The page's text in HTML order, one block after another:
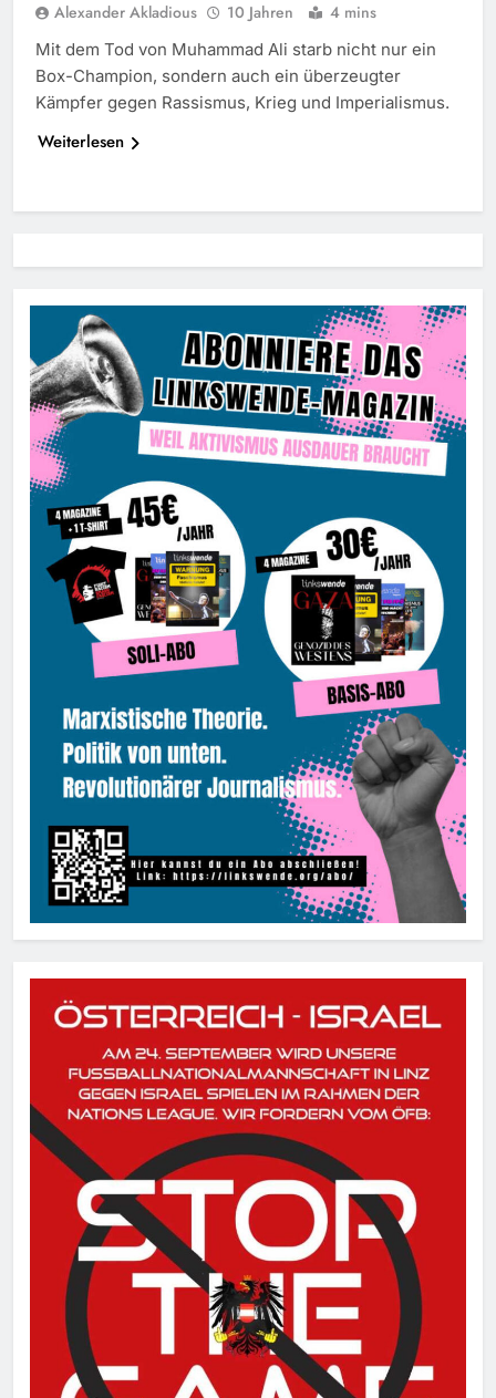
Alexander Akladious 10 Jahren 4 mins
Mit dem Tod von Muhammad Ali starb nicht nur ein
Box-Champion, sondern auch ein überzeugter
Kämpfer gegen Rassismus, Krieg und Imperialismus.
Weiterlesen